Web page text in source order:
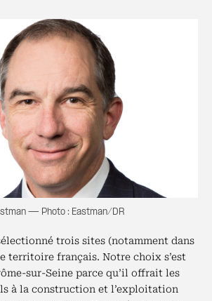
— Photo : Eastman/DR
trois sites (notamment dans
territoire français. Notre choix s’est
sur-Seine parce qu’il offrait les
à la construction et l’exploitation